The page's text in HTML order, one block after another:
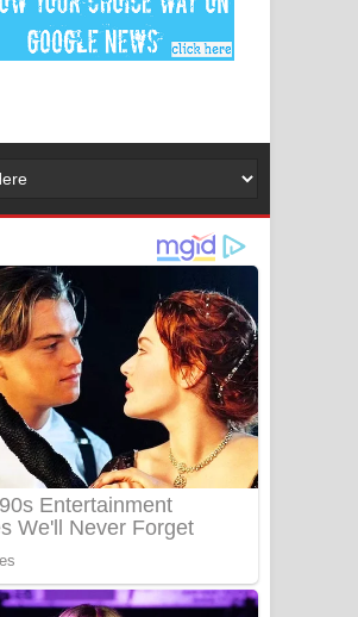
MANAMALA KATHA Song Lyrics -
මනමාල කතා ගීතයේ පද පෙළ
Gemak Deela Song Lyrics - ගේමක් දීලා
ගීතයේ පද පෙළ
Niwuna Numba Hinda Song Lyrics -
නිවුනා නුඹ හින්දා ගීතයේ පද පෙළ
Numba Dun Aadare Song Lyrics - නුඹ
දුන් ආදරේ ගීතයේ පද පෙළ
Liyamuda Dan Anagathe Song Lyrics